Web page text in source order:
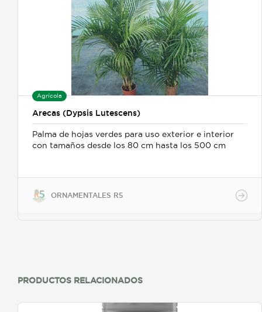
Agrícola
Arecas (Dypsis Lutescens)
Palma de hojas verdes para uso exterior e interior
con tamaños desde los 80 cm hasta los 500 cm
ORNAMENTALES R5
PRODUCTOS RELACIONADOS